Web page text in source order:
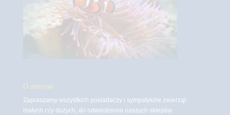
O witrynie
Zapraszamy wszystkich posiadaczy i sympatyków zwierząt
małych czy dużych, do odwiedzenia naszych sklepów